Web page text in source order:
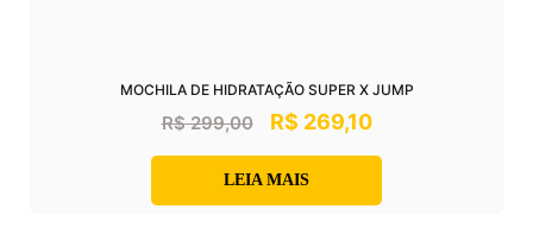
MOCHILA DE HIDRATAÇÃO SUPER X JUMP
R$299,00 R$ 269,10
LEIA MAIS